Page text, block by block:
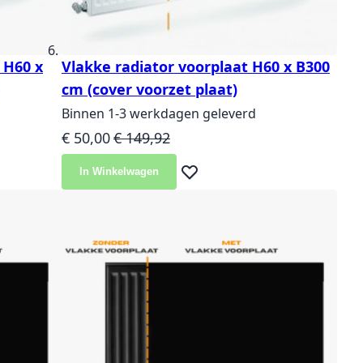
x
Vlakke radiator voorplaat H60 x B300
cm (cover voorzet plaat)
Binnen 1-3 werkdagen geleverd
Speciale prijs
€ 50,00Normale prijs
€ 149,92
In Winkelwagen Voeg toe aan verlanglijst